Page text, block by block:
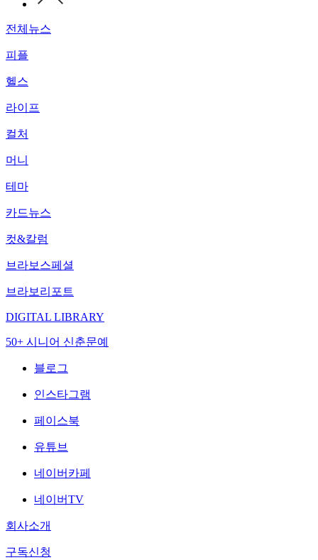
전체뉴스
피플
헬스
라이프
컬처
머니
테마
카드뉴스
컷&칼럼
브라보스페셜
브라보리포트
DIGITAL LIBRARY
50+ 시니어 신춘문예
블로그
인스타그램
페이스북
유튜브
네이버카페
네이버TV
회사소개
구독신청